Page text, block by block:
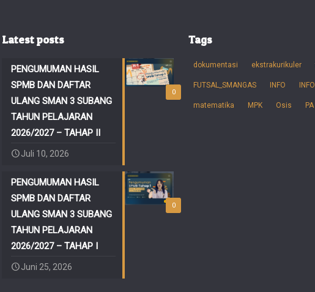
Latest posts
0
PENGUMUMAN HASIL
SPMB DAN DAFTAR
ULANG SMAN 3 SUBANG
TAHUN PELAJARAN
2026/2027 – TAHAP II
Juli 10, 2026
0
PENGUMUMAN HASIL
SPMB DAN DAFTAR
ULANG SMAN 3 SUBANG
TAHUN PELAJARAN
2026/2027 – TAHAP I
Juni 25, 2026
Tags
dokumentasi ekstrakurikuler
FUTSAL_SMANGAS INFO
matematika MPK Osis